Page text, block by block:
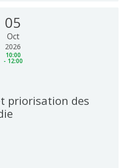
05
Oct
2026
10:00
- 12:00
priorisation des